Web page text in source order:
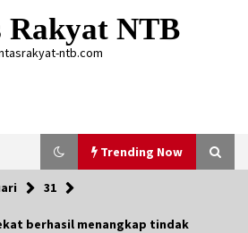
Rakyat NTB
ntb.com
Trending Now
31
berhasil menangkap tindak